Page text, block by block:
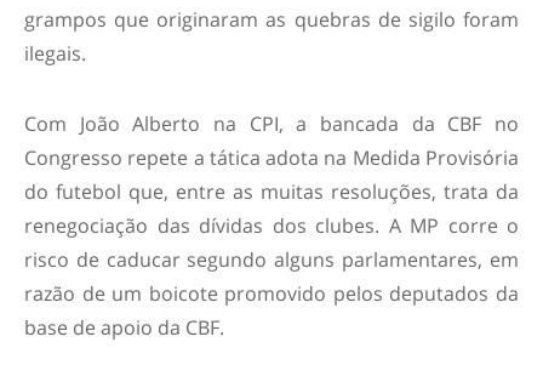
grampos que originaram as quebras de sigilo foram
ilegais.
Com João Alberto na CPI, a bancada da CBF no
Congresso repete a tática adota na Medida Provisória
do futebol que, entre as muitas resoluções, trata da
renegociação das dívidas dos clubes. A MP corre o
risco de caducar segundo alguns parlamentares, em
razão de um boicote promovido pelos deputados da
base de apoio da CBF.